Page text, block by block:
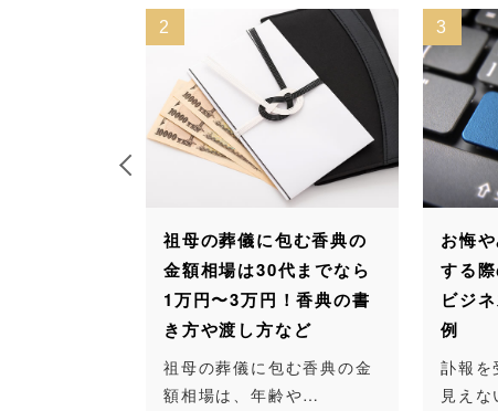
母の葬儀に包む香典の
額相場は30代までなら
円〜3万円！香典の書
母の葬儀に包む香典の金
3
お悔やみメールを送返信
する際のマナー｜友人や
ビジネスなど関係別の文
例
訃報を受けて相手の状況が
見えないなかでも…